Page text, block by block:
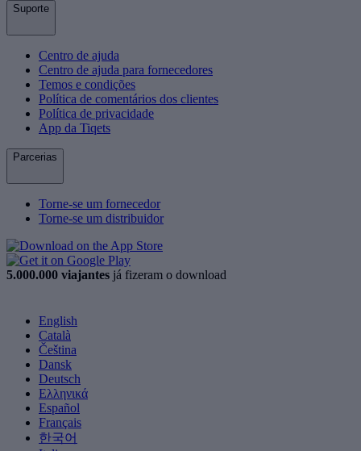
Suporte
Centro de ajuda
Centro de ajuda para fornecedores
Temos e condições
Política de comentários dos clientes
Política de privacidade
App da Tiqets
Parcerias
Torne-se um fornecedor
Torne-se um distribuidor
5.000.000 viajantes já fizeram o download
English
Català
Čeština
Dansk
Deutsch
Ελληνικά
Español
Français
한국어